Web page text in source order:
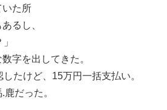
いた所
るし、
字を出してきた。
たけど、15万円一括支払い。
だった。